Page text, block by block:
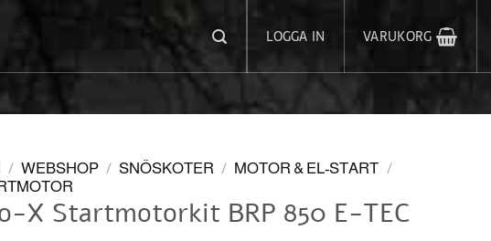
LOGGA IN VARUKORG
/ WEBSHOP / SNÖSKOTER / MOTOR & EL-START /
X Startmotorkit BRP 850 E-TEC